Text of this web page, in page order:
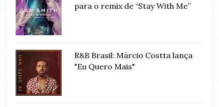
para o remix de “Stay With Me”
R&B Brasil: Márcio Costta lança
"Eu Quero Mais"